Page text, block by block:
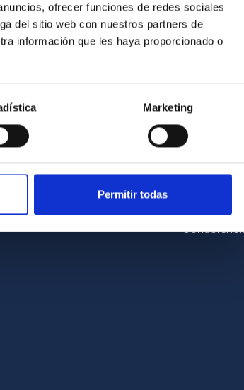
ofrecer funciones de redes sociales
del sitio web con nuestros partners de
información que les haya proporcionado o
Marketing
Permitir todas
privacidad
OTROS
Empleo
Licitaciones
Imagen
Sede